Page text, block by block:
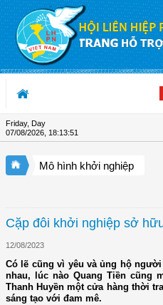
Skip to Content
Friday, Day
07/08/2026 18:13:52
Mô hình khởi nghiệp
Cặp đôi khởi nghiệp sở
12/08/2023
Có lẽ cũng vì yêu và ủng hộ
nhau, lúc nào Quang Tiền cũng
Thanh Huyền một cửa hàng thời
sáng tạo với đam mê.